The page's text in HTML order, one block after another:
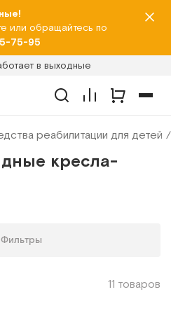
или обращайтесь по
75-95
в выходные
реабилитации для детей
кресла-
Фильтры
11 товаров